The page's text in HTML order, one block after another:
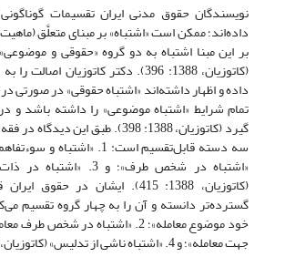
نویسندگان حقوق مدنی ایران تقسیمات گوناگونی
داده‌اند؛ ممکن است «اشتباه» بر مبنای متعلَّق
بر این مبنا اشتباه به دو گروه «حقوقی و
(کاتوزیان، 1388: 396). دکتر کاتوزیان
داده و اظهار داشته‌اند «اشتباه حقوقی» در صورتی
تمام شرایط «اشتباه موضوعی» را داشته باشد و
گیرد (کاتوزیان، 1388: 398). طبق این
«اشتباه در شخص طرف»؛ و 3.
(کاتوزیان، 1388: 415). ایشان در
جهت معامله»؛ و 4. «اشتباه ناشی از تدلیس» (کاتوزیان، 1388: 425).